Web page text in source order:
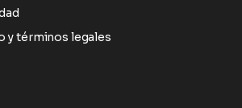
y términos legales